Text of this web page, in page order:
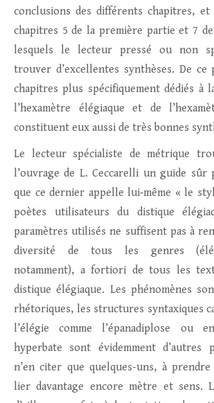
conclusions des différents chapitres,
chapitres 5 de la première partie et 7 de
lesquels le lecteur pressé ou non
trouver d’excellentes synthèses. De
chapitres plus spécifiquement dédiés à
l’hexamètre élégiaque et de
constituent eux aussi de très bonnes
Le lecteur spécialiste de métrique
l’ouvrage de L. Ceccarelli un guide sûr
que ce dernier appelle lui‑même « le
poètes utilisateurs du distique
paramètres utilisés ne suffisent pas à
diversité de tous les genres
notamment), a fortiori de tous les
distique élégiaque. Les phénomènes
rhétoriques, les structures syntaxiques
l’élégie comme l’épanadiplose ou
hyperbate sont évidemment d’autres
n’en citer que quelques-uns, à
lier davantage encore mètre et sens.